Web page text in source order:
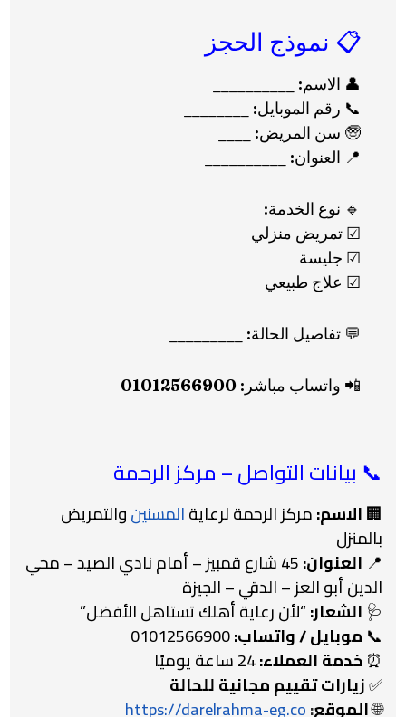
📋 نموذج الحجز
👤 الاسم: __________
📞 رقم الموبايل: ________
🧓 سن المريض: ____
📍 العنوان: __________
🔹 نوع الخدمة:
☑ تمريض منزلي
☑ جليسة
☑ علاج طبيعي
💬 تفاصيل الحالة: _________
📲 واتساب مباشر: 01012566900
📞 بيانات التواصل – مركز الرحمة
🏢الاسم:مركز الرحمة لرعايةالمسنينوالتمريض
بالمنزل
📍 العنوان:
45 شارع قمبيز – أمام نادي الصيد – محي
الدين أبو العز – الدقي – الجيزة
🩺 الشعار:“لأن رعاية أهلك تستاهل الأفضل”
📞 موبايل / واتساب:01012566900
⏰خدمة العملاء:24 ساعة يوميًا
✅زيارات تقييم مجانية للحالة
🌐الموقع:
https://darelrahma-eg.co